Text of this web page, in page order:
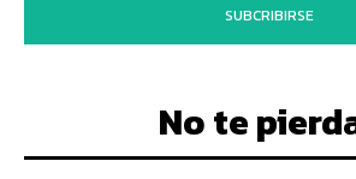
SUBCRIBIRSE
No te